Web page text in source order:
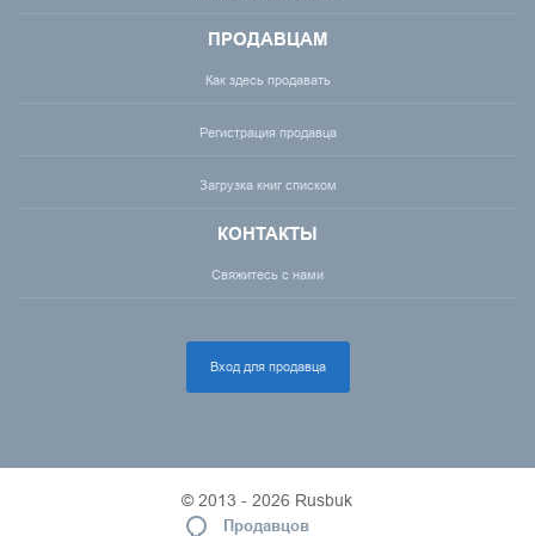
ПРОДАВЦАМ
Как здесь продавать
Регистрация продавца
Загрузка книг списком
КОНТАКТЫ
Свяжитесь с нами
Вход для продавца
© 2013 - 2026 Rusbuk
Продавцов